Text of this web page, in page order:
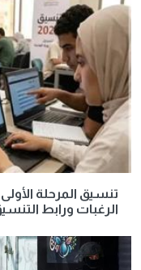
الرغبات ورابط